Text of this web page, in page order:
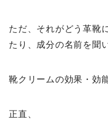
ただ、それがどう革靴
たり、成分の名前を聞
靴クリームの効果・効
正直、